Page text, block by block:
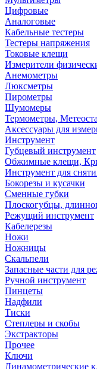
Цифровые
Аналоговые
Кабельные тестеры
Тестеры напряжения
Токовые клещи
Измерители
Анемометры
Люксметры
Пирометры
Шумомеры
Термометры,
Аксессуары для
Инструмент
Губцевый инструмент
Обжимные клещи,
Инструмент для
Бокорезы и кусачки
Сменные губки
Плоскогубцы,
Режущий инструмент
Кабелерезы
Ножи
Ножницы
Скальпели
Запасные части для
Ручной инструмент
Пинцеты
Надфили
Тиски
Степлеры и скобы
Экстракторы
Прочее
Ключи
Динамометрические